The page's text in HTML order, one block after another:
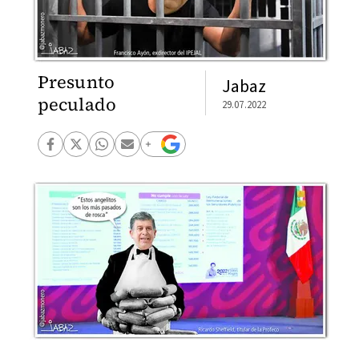
Presunto
peculado
Jabaz
29.07.2022